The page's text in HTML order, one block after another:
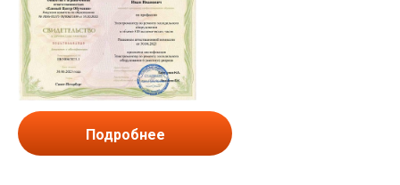
Подробнее